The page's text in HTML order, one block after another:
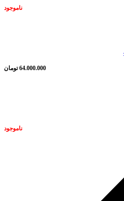
ناموجود
64.000.000 تومان
ناموجود